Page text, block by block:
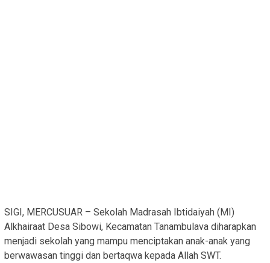
SIGI, MERCUSUAR – Sekolah Madrasah Ibtidaiyah (MI)
Alkhairaat Desa Sibowi, Kecamatan Tanambulava diharapkan
menjadi sekolah yang mampu menciptakan anak-anak yang
berwawasan tinggi dan bertaqwa kepada Allah SWT.